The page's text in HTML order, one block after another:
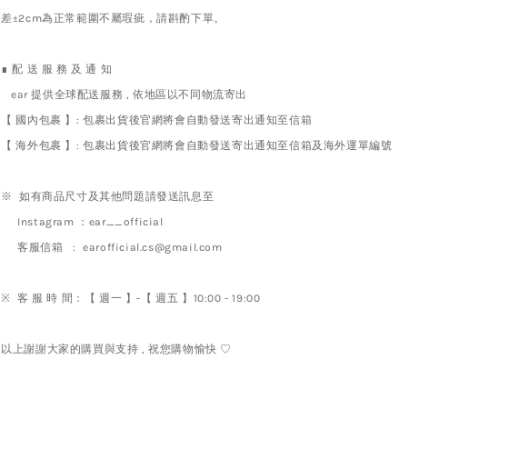
差±2cm為正常範圍不屬瑕疵，請斟酌下單。
∎ 配 送 服 務 及 通 知
ear 提供全球配送服務 , 依地區以不同物流寄出
【 國內包裹 】: 包裹出貨後官網將會自動發送寄出通知至信箱
【 海外包裹 】: 包裹出貨後官網將會自動發送寄出通知至信箱及海外運單編號
※ 如有商品尺寸及其他問題請發送訊息至
Instagram ：ear__official
客服信箱 : earofficial.cs@gmail.com
※ 客 服 時 間：【 週一 】-【 週五 】10:00 - 19:00
以上謝謝大家的購買與支持 , 祝您購物愉快 ♡